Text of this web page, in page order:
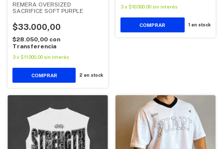
REMERA OVERSIZED
SACRIFICE SOFT PURPLE
$33.000,00
$28.050,00 con
Transferencia
3x $11.000,00 sin interés
COMPRAR 2 en stock
3 x $10.000,00 sin interés
COMPRAR 1 en stock